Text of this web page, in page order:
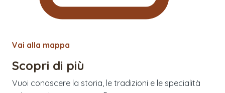
Vai alla mappa
Scopri di più
Vuoi conoscere la storia, le tradizioni e le specialità